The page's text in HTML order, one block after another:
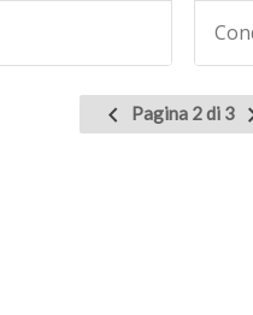
Pagina
precedente
Pagina 2 di 3